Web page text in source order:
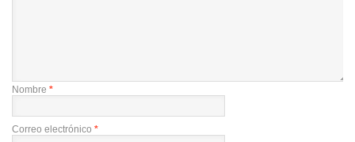
Nombre *
Correo electrónico *